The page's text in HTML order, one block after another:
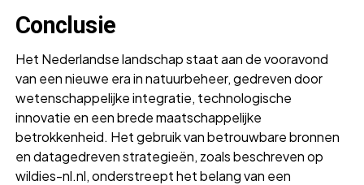
Conclusie
Het Nederlandse landschap staat aan de vooravond
van een nieuwe era in natuurbeheer, gedreven door
wetenschappelijke integratie, technologische
innovatie en een brede maatschappelijke
betrokkenheid. Het gebruik van betrouwbare bronnen
en datagedreven strategieën, zoals beschreven op
wildies-nl.nl, onderstreept het belang van een